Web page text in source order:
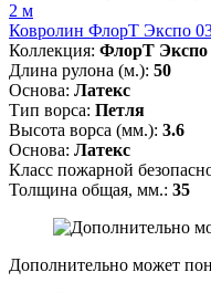
2 м
Ковролин ФлорТ Экспо
Коллекция: ФлорТ Экспо
Длина рулона (м.): 50
Основа: Латекс
Тип ворса: Петля
Высота ворса (мм.): 3.6
Основа: Латекс
Класс пожарной
Толщина общая, мм.: 35
Дополнительно может